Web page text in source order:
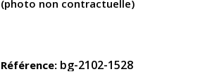
(photo non contractuelle)
Référence bg-2102-1528